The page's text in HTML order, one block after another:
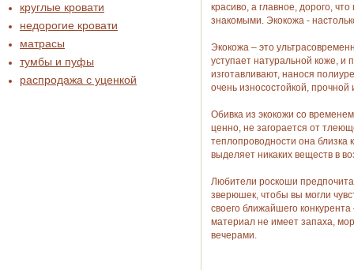
круглые кровати
недорогие кровати
матрасы
тумбы и пуфы
распродажа c уценкой
красиво, а главное, дорого,
знакомыми. Экокожа -
Экокожа – это
уступает натуральной коже,
изготавливают, нанося
очень износостойкой, прочной
Обивка из экокожи со
ценно, не загорается от
теплопроводности она близка
выделяет никаких веществ в
Любители роскоши
зверюшек, чтобы вы могли
своего ближайшего
материал не имеет запаха,
вечерами.